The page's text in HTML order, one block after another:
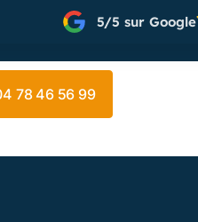
5/5 sur Google
78 46 56 99